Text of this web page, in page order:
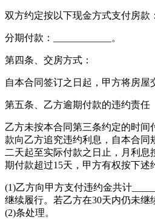
双方约定按以下现金方式支付房款：
分期付款：____________。
第四条、交房方式：
自本合同签订之日起，甲方将房屋
第五条、乙方逾期付款的违约责任
乙方未按本合同第三条约定的时间
款向乙方追究违约利息，自本合同
二天起至实际付款之日止，月利息
期付款超过15天，甲方有权按下述
(1)乙方向甲方支付违约金共计
继续履行。若乙方在30天内仍未继
(2)条处理。